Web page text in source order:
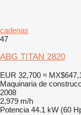
cadenas
47
ABG TITAN 2820
EUR 32,700 ≈
Maquinaria de
2008
2,979 m/h
Potencia 44.1 kW (60